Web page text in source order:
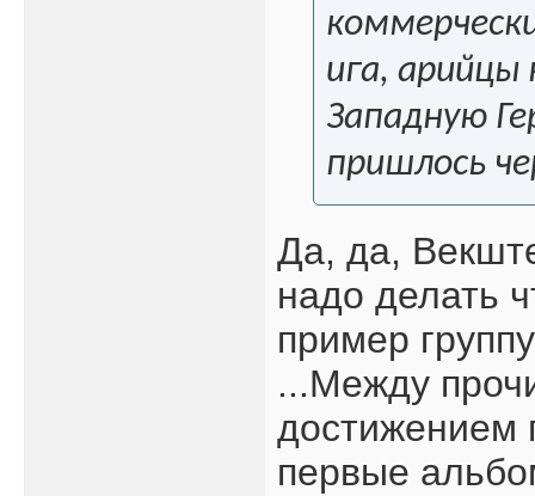
ига, арийцы
Западную
пришлось
Да, да,
надо делать
пример
...Между
достижением
первые